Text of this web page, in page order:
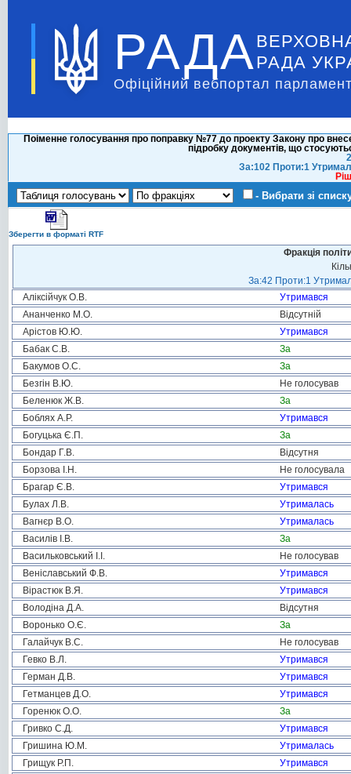
РАДА РАДА
Офіційний вебпортал
Поіменне голосування про поправку №77 до проекту Закону про
підробку документів, що
За:102 Проти:1
- Вибрати зі
Зберегти в форматі RTF
Фракція
За:42 Проти:1
Аліксійчук О.В.
Утримався
Ананченко М.О.
Відсутній
Арістов Ю.Ю.
Утримався
Бабак С.В.
За
Бакумов О.С.
За
Безгін В.Ю.
Не голосував
Беленюк Ж.В.
За
Боблях А.Р.
Утримався
Богуцька Є.П.
За
Бондар Г.В.
Відсутня
Борзова І.Н.
Не голосувала
Брагар Є.В.
Утримався
Булах Л.В.
Утрималась
Вагнєр В.О.
Утрималась
Василів І.В.
За
Васильковський І.І.
Не голосував
Веніславський Ф.В.
Утримався
Вірастюк В.Я.
Утримався
Володіна Д.А.
Відсутня
Воронько О.Є.
За
Галайчук В.С.
Не голосував
Гевко В.Л.
Утримався
Герман Д.В.
Утримався
Гетманцев Д.О.
Утримався
Горенюк О.О.
За
Гривко С.Д.
Утримався
Гришина Ю.М.
Утрималась
Грищук Р.П.
Утримався